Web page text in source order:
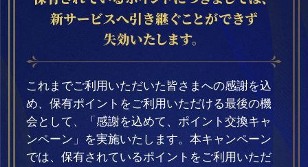
これまでご利用いただいた皆さまへの感謝を込
め、保有ポイントをご利用いただける最後の機
会として、「感謝を込めて、ポイント交換キャ
ンペーン」を実施いたします。本キャンペーン
では、保有されているポイントをご利用いただ